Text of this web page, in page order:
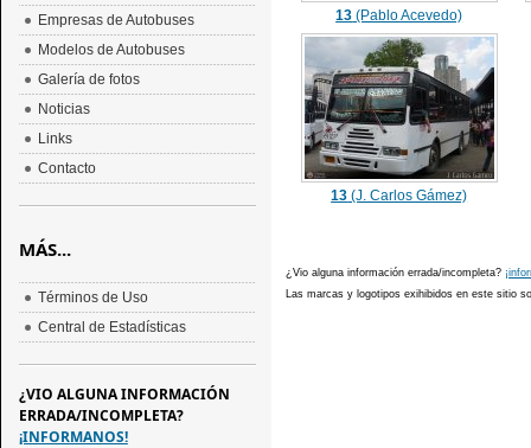
13 (Pablo Acevedo)
13 (J. Carlos Gámez)
¿Vio alguna información errada/incompleta?
Las marcas y logotipos exihibidos en este sitio
Empresas de Autobuses
Modelos de Autobuses
Galería de fotos
Noticias
Links
Contacto
MÁS...
Términos de Uso
Central de Estadísticas
¿VIO ALGUNA INFORMACIÓN
ERRADA/INCOMPLETA?
¡INFORMANOS!